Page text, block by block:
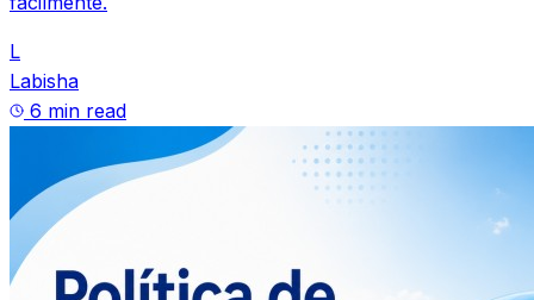
L
Labisha
6 min read